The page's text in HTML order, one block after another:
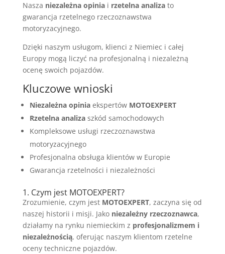
Nasza niezależna opiniai rzetelna analizato
gwarancja rzetelnego rzeczoznawstwa
motoryzacyjnego.
Dzięki naszym usługom, klienci z Niemiec i całej
Europy mogą liczyć na profesjonalną i niezależną
ocenę swoich pojazdów.
Kluczowe wnioski
Niezależna opiniaekspertów MOTOEXPERT
Rzetelna analizaszkód samochodowych
Kompleksowe usługi rzeczoznawstwa
motoryzacyjnego
Profesjonalna obsługa klientów w Europie
Gwarancja rzetelności i niezależności
1. Czym jest MOTOEXPERT?
Zrozumienie, czym jest MOTOEXPERT, zaczyna się od
naszej historii i misji. Jako niezależny rzeczoznawca,
działamy na rynku niemieckim z profesjonalizmem i
niezależnością, oferując naszym klientom rzetelne
oceny techniczne pojazdów.